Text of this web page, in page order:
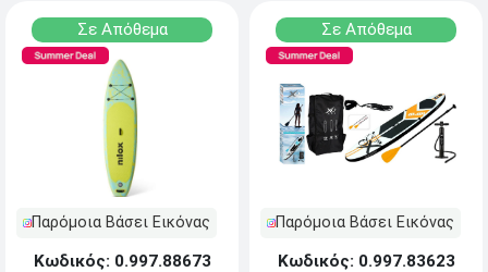
Σε Απόθεμα
Παρόμοια Βάσει Εικόνας
Κωδικός: 0.997.88673
Σε Απόθεμα
Παρόμοια Βάσει Εικόνας
Κωδικός: 0.997.83623